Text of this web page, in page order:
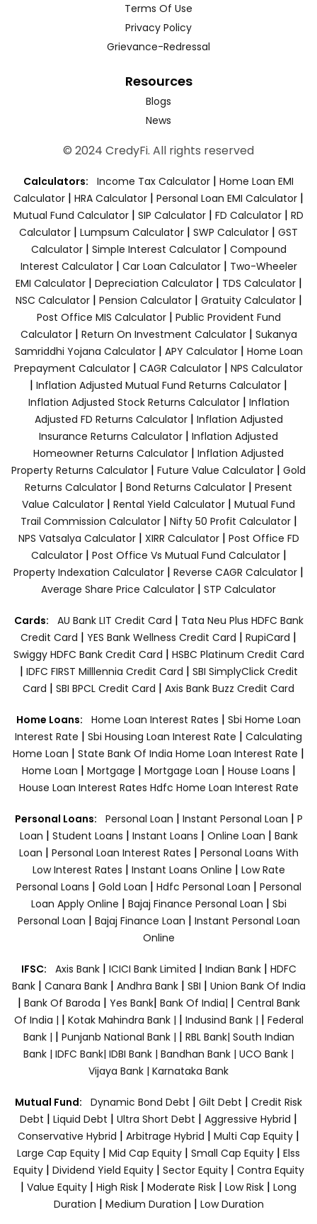
Terms Of Use
Privacy Policy
Grievance-Redressal
Resources
Blogs
News
© 2024 CredyFi. All rights reserved
Calculators: Income Tax Calculator | Home Loan EMI
Calculator | HRA Calculator | Personal Loan EMI Calculator |
Mutual Fund Calculator | SIP Calculator | FD Calculator | RD
Calculator | Lumpsum Calculator | SWP Calculator | GST
Calculator| Simple Interest Calculator| Compound
Interest Calculator| Car Loan Calculator| Two-Wheeler
EMI Calculator| Depreciation Calculator| TDS Calculator|
NSC Calculator| Pension Calculator| Gratuity Calculator|
Post Office MIS Calculator| Public Provident Fund
Calculator| Return On Investment Calculator| Sukanya
Samriddhi Yojana Calculator| APY Calculator| Home Loan
Prepayment Calculator | CAGR Calculator | NPS Calculator
| Inflation Adjusted Mutual Fund Returns Calculator |
Inflation Adjusted Stock Returns Calculator| Inflation
Adjusted FD Returns Calculator| Inflation Adjusted
Insurance Returns Calculator | Inflation Adjusted
Homeowner Returns Calculator | Inflation Adjusted
Property Returns Calculator | Future Value Calculator | Gold
Returns Calculator | Bond Returns Calculator | Present
Value Calculator | Rental Yield Calculator | Mutual Fund
Trail Commission Calculator| Nifty 50 Profit Calculator|
NPS Vatsalya Calculator| XIRR Calculator| Post Office FD
Calculator| Post Office Vs Mutual Fund Calculator|
Property Indexation Calculator | Reverse CAGR Calculator |
Average Share Price Calculator | STP Calculator
Cards: AU Bank LIT Credit Card | Tata Neu Plus HDFC Bank
Credit Card | YES Bank Wellness Credit Card | RupiCard |
Swiggy HDFC Bank Credit Card | HSBC Platinum Credit Card
| IDFC FIRST Milllennia Credit Card | SBI SimplyClick Credit
Card | SBI BPCL Credit Card | Axis Bank Buzz Credit Card
Home Loans: Home Loan Interest Rates | Sbi Home Loan
Interest Rate | Sbi Housing Loan Interest Rate | Calculating
Home Loan | State Bank Of India Home Loan Interest Rate |
Home Loan | Mortgage | Mortgage Loan | House Loans |
House Loan Interest Rates Hdfc Home Loan Interest Rate
Personal Loans: Personal Loan | Instant Personal Loan | P
Loan | Student Loans | Instant Loans | Online Loan | Bank
Loan | Personal Loan Interest Rates | Personal Loans With
Low Interest Rates | Instant Loans Online | Low Rate
Personal Loans | Gold Loan | Hdfc Personal Loan | Personal
Loan Apply Online | Bajaj Finance Personal Loan | Sbi
Personal Loan | Bajaj Finance Loan | Instant Personal Loan
Online
IFSC: Axis Bank | ICICI Bank Limited | Indian Bank | HDFC
Bank| Canara Bank | Andhra Bank| SBI | Union Bank Of India
| Bank Of Baroda | Yes Bank| Bank Of India| | Central Bank
Of India | | Kotak Mahindra Bank | | Indusind Bank | | Federal
Bank | | Punjanb National Bank | | RBL Bank| South Indian
Bank | IDFC Bank| IDBI Bank | Bandhan Bank | UCO Bank |
Vijaya Bank | Karnataka Bank
Mutual Fund: Dynamic Bond Debt | Gilt Debt | Credit Risk
Debt | Liquid Debt | Ultra Short Debt | Aggressive Hybrid |
Conservative Hybrid | Arbitrage Hybrid | Multi Cap Equity |
Large Cap Equity | Mid Cap Equity | Small Cap Equity | Elss
Equity| Dividend Yield Equity| Sector Equity | Contra Equity
| Value Equity | High Risk | Moderate Risk | Low Risk | Long
Duration | Medium Duration | Low Duration